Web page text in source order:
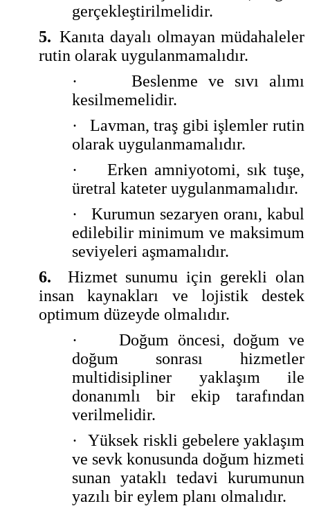
gerçekleştirilmelidir.
5. Kanıta dayalı olmayan müdahaleler
rutin olarak uygulanmamalıdır.
·
Beslenme ve sıvı alımı
kesilmemelidir.
·
Lavman, traş gibi işlemler rutin
olarak uygulanmamalıdır.
·
Erken amniyotomi, sık tuşe,
üretral kateter uygulanmamalıdır.
·
Kurumun sezaryen oranı, kabul
edilebilir minimum ve maksimum
seviyeleri aşmamalıdır.
6.
Hizmet sunumu için gerekli olan
insan kaynakları ve lojistik destek
optimum düzeyde olmalıdır.
·
Doğum öncesi, doğum ve
doğum sonrası hizmetler
multidisipliner yaklaşım ile
donanımlı bir ekip tarafından
verilmelidir.
·
Yüksek riskli gebelere yaklaşım
ve sevk konusunda doğum hizmeti
sunan yataklı tedavi kurumunun
yazılı bir eylem planı olmalıdır.